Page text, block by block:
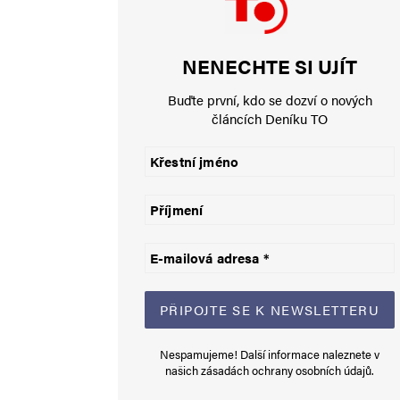
Uložit do prohlížeče jméno, e-mail a webovou stránku pro
Informujte mě o nových komentářích e-mailem.
Informujte mě o nových příspěvcích e-mailem.
Alternative:
NENECHTE SI UJÍT
Buďte první, kdo se dozví o nových
článcích Deníku TO
Nespamujeme! Další informace naleznete v
našichzásadách ochrany osobních údajů.